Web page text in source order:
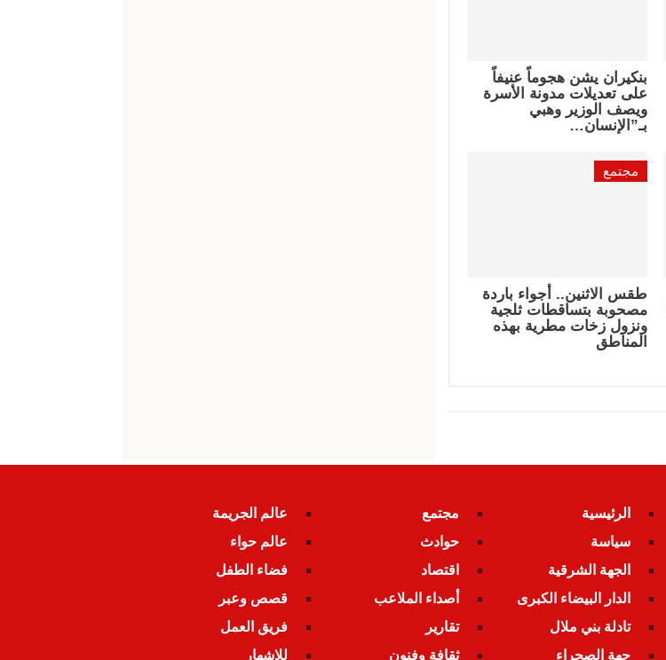
بنكيران يشن هجوماً عنيفاً
على تعديلات مدونة الأسرة
ويصف الوزير وهبي
بـ”الإنسان…
مجتمع
طقس الاثنين.. أجواء باردة
مصحوبة بتساقطات ثلجية
ونزول زخات مطرية بهذه
المناطق
الرئيسية
سياسة
الجهة الشرقية
الدار البيضاء الكبرى
تادلة بني ملال
جهة الصحراء
مجتمع
حوادث
اقتصاد
أصداء الملاعب
تقارير
ثقافة وفنون
عالم الجريمة
عالم حواء
فضاء الطفل
قصص وعبر
فريق العمل
للإشهار